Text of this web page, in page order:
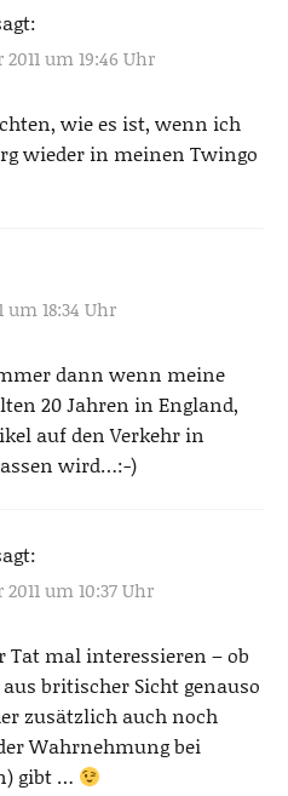
um 19:46 Uhr
wie es ist, wenn ich
wieder in meinen Twingo
um 18:34 Uhr
dann wenn meine
20 Jahren in England,
auf den Verkehr in
wird…:-)
um 10:37 Uhr
Tat mal interessieren – ob
britischer Sicht genauso
zusätzlich auch noch
Wahrnehmung bei
gibt …